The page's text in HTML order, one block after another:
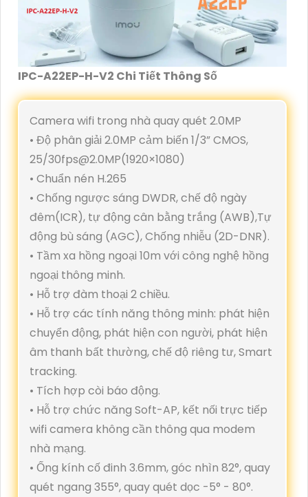
IPC-A22EP-H-V2 Chi Tiết Thông Số
Camera wifi trong nhà quay quét 2.0MP
• Độ phân giải 2.0MP cảm biến 1/3” CMOS,
25/30fps@2.0MP(1920×1080)
• Chuẩn nén H.265
• Chống ngược sáng DWDR, chế độ ngày
đêm(ICR), tự động cân bằng trắng (AWB),Tự
động bù sáng (AGC), Chống nhiễu (2D-DNR).
• Tầm xa hồng ngoại 10m với công nghệ hồng
ngoại thông minh.
• Hỗ trợ đàm thoại 2 chiều.
• Hỗ trợ các tính năng thông minh: phát hiện
chuyển động, phát hiện con người, phát hiện
âm thanh bất thường, chế độ riêng tư, Smart
tracking.
• Tích hợp còi báo động.
• Hỗ trợ chức năng Soft-AP, kết nối trực tiếp
wifi camera không cần thông qua modem
nhà mạng.
• Ống kính cố đinh 3.6mm, góc nhìn 82°, quay
quét ngang 355°, quay quét dọc -5° - 80°.